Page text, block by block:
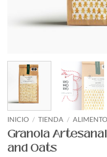
INICIO / TIENDA /
Granola
and Oats